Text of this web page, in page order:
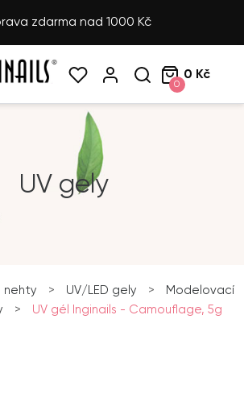
zdarma nad 1000 Kč
0
0 Kč
UV gely
nehty > UV/LED gely >
Modelovací
> UV gél Inginails - Camouflage, 5g